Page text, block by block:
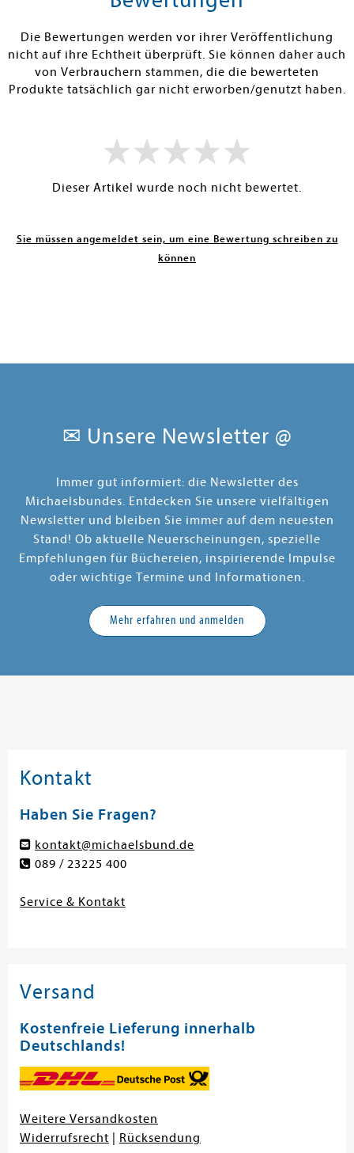
Die Bewertungen werden vor ihrer Veröffentlichung
nicht auf ihre Echtheit überprüft. Sie können daher auch
von Verbrauchern stammen, die die bewerteten
Produkte tatsächlich gar nicht erworben/genutzt haben.
Dieser Artikel wurde noch nicht bewertet.
Sie müssen angemeldet sein, um eine Bewertung schreiben zu
können
✉ Unsere Newsletter @
Immer gut informiert: die Newsletter des
Michaelsbundes. Entdecken Sie unsere vielfältigen
Newsletter und bleiben Sie immer auf dem neuesten
Stand! Ob aktuelle Neuerscheinungen, spezielle
Empfehlungen für Büchereien, inspirierende Impulse
oder wichtige Termine und Informationen.
Mehr erfahren und anmelden
Kontakt
Haben Sie Fragen?
kontakt@michaelsbund.de
089 / 23225 400
Service & Kontakt
Versand
Kostenfreie Lieferung innerhalb
Deutschlands!
Weitere Versandkosten
Widerrufsrecht
Rücksendung